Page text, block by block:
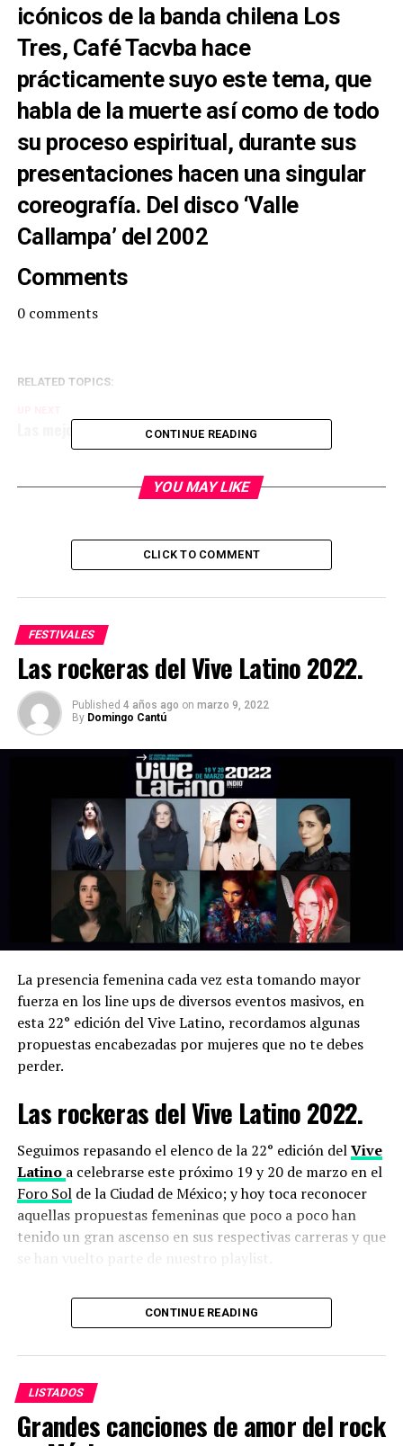
icónicos de la banda chilena Los
Tres, Café Tacvba hace
prácticamente suyo este tema, que
habla de la muerte así como de todo
su proceso espiritual, durante sus
presentaciones hacen una singular
coreografía. Del disco ‘Valle
Callampa’ del 2002
Comments
0comments
RELATED TOPICS:
Las mejores canciones de El Tri y Alex Lora
CONTINUE READING
YOU MAY LIKE
CLICK TO COMMENT
FESTIVALES
Las rockeras del Vive Latino 2022.
Published 4 años ago on marzo 9, 2022
By Domingo Cantú
La presencia femenina cada vez esta tomando mayor
fuerza en los line ups de diversos eventos masivos, en
esta 22° edición del Vive Latino, recordamos algunas
propuestas encabezadas por mujeres que no te debes
perder.
Las rockeras del Vive Latino 2022.
Seguimos repasando el elenco de la 22° edición delVive
Latino a celebrarse este próximo 19 y 20 de marzo en el
Foro Solde la Ciudad de México; y hoy toca reconocer
aquellas propuestas femeninas que poco a poco han
tenido un gran ascenso en sus respectivas carreras y que
CONTINUE READING
LISTADOS
Grandes canciones de amor del rock